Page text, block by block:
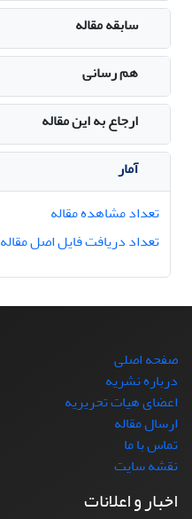
سابقه مقاله
هم رسانی
ارجاع به این مقاله
آمار
تعداد مشاهده مقاله
تعداد دریافت فایل اصل مقاله
صفحه اصلی
درباره نشریه
اعضای هیات تحریریه
ارسال مقاله
تماس با ما
نقشه سایت
اخبار و اعلانات